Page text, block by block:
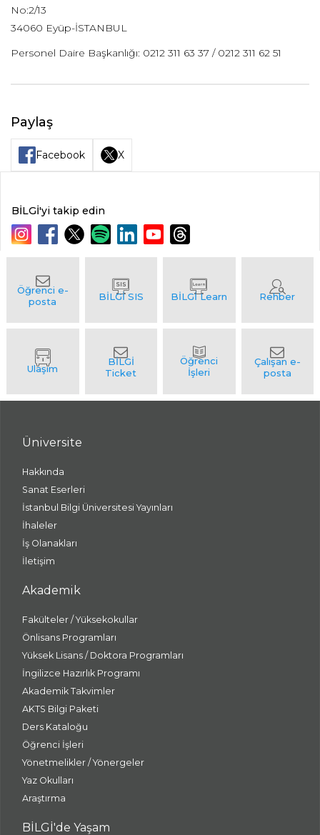
No:2/13
34060 Eyüp-İSTANBUL
Personel Daire Başkanlığı: 0212 311 63 37 / 0212 311 62 51
Paylaş
Facebook X
BİLGİ'yi takip edin
Üniversite
Hakkında
Sanat Eserleri
İstanbul Bilgi Üniversitesi Yayınları
İhaleler
İş Olanakları
İletişim
Akademik
Fakülteler / Yüksekokullar
Önlisans Programları
Yüksek Lisans / Doktora Programları
İngilizce Hazırlık Programı
Akademik Takvimler
AKTS Bilgi Paketi
Ders Kataloğu
Öğrenci İşleri
Yönetmelikler / Yönergeler
Yaz Okulları
Araştırma
BİLGİ'de Yaşam